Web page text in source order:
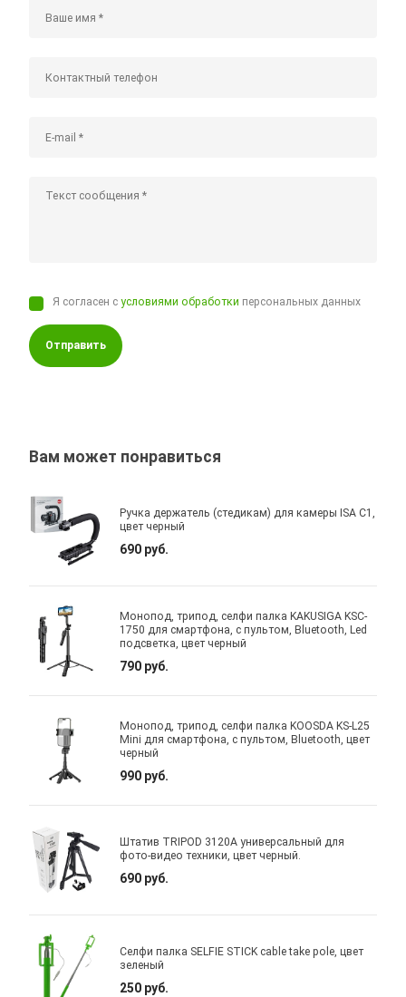
Я согласен сусловиями обработки персональных данных
Отправить
Вам может понравиться
Ручка держатель (стедикам) для камеры ISA C1,
цвет черный
690 руб.
Монопод, трипод, селфи палка KAKUSIGA KSC-
1750 для смартфона, с пультом, Bluetooth, Led
подсветка, цвет черный
790 руб.
Монопод, трипод, селфи палка KOOSDA KS-L25
Mini для смартфона, с пультом, Bluetooth, цвет
черный
990 руб.
Штатив TRIPOD 3120A универсальный для
фото-видео техники, цвет черный.
690 руб.
Селфи палка SELFIE STICK cable take pole, цвет
зеленый
250 руб.